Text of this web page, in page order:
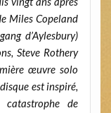
Miles Copeland
d’Aylesbury)
Steve Rothery
œuvre solo
est inspiré,
de